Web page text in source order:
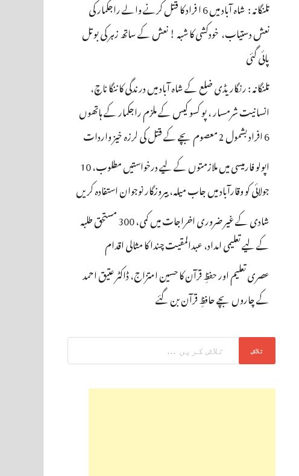
تلنگانہ : شاہ آباد میں 6 ا فراد کا قتل کرنے والے راجکمار کی
نعش دستیاب، خودکشی کا شبہ ! نعش کے ساتھ زہر کی بوتل
پائی گئی
تلنگانہ : رنگاریڈی ضلع کے شاہ آباد میں درندگی کا ننگا ناچ،
انسانیت شرمسار ، پو کسو کیس کے ملزم راجکمار کے ہاتھوں
6 افراد بشمول 2 معصوم بچے کے قتل کی لرزہ خیز واردات
اپولو فارمیسی میں ملازمتوں کے لیے درخواستیں مطلوب، 10
جولائی کو وقارآباد میں جاب میلہ، بیروزگار نوجوان استفادہ کریں
شادی کے غیر ضروری اخراجات میں کمی، 300 مستحق طلبہ
کے لیے تعلیمی امداد، عبدالمقیت چندا کا مثالی اقدام
عصری تعلیم اور حفظِ قرآن کا حسین امتزاج، ڈاکٹر عتیق احمد
کے چاروں بچے حافظِ قرآن بن گئے